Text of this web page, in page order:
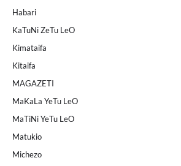
Habari
KaTuNi ZeTu LeO
Kimataifa
Kitaifa
MAGAZETI
MaKaLa YeTu LeO
MaTiNi YeTu LeO
Matukio
Michezo